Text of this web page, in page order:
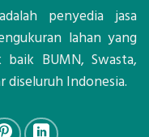
penyedia jasa
lahan yang
baik BUMN, Swasta,
diseluruh Indonesia.